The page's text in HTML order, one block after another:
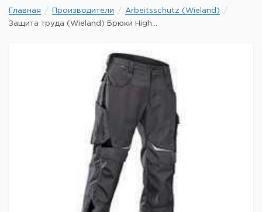
Главная Производители
Arbeitsschutz (Wieland)
Защита труда (Wieland) Брюки High...